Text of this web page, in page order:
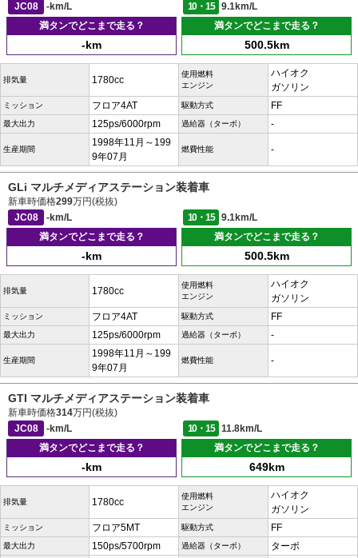
JC08
-km/L 10・15
9.1km/L
満タンでどこまで走る？
-km
満タンでどこまで走る？
500.5km
排気量 1780cc
使用燃料
エンジン
ハイオク
ガソリン
ミッション フロア4AT 駆動方式 FF
最大出力 125ps/6000rpm 過給器（ターボ） -
生産期間
1998年11月～199
9年07月
燃費性能 -
GLi マルチメディアステーション装着車
新車時価格299万円(税抜)
JC08
-km/L 10・15
9.1km/L
満タンでどこまで走る？
-km
満タンでどこまで走る？
500.5km
排気量 1780cc
使用燃料
エンジン
ハイオク
ガソリン
ミッション フロア4AT 駆動方式 FF
最大出力 125ps/6000rpm 過給器（ターボ） -
生産期間
1998年11月～199
9年07月
燃費性能 -
GTI マルチメディアステーション装着車
新車時価格314万円(税抜)
JC08
-km/L 10・15
11.8km/L
満タンでどこまで走る？
-km
満タンでどこまで走る？
649km
排気量 1780cc
使用燃料
エンジン
ハイオク
ガソリン
ミッション フロア5MT 駆動方式 FF
最大出力 150ps/5700rpm 過給器（ターボ） ターボ